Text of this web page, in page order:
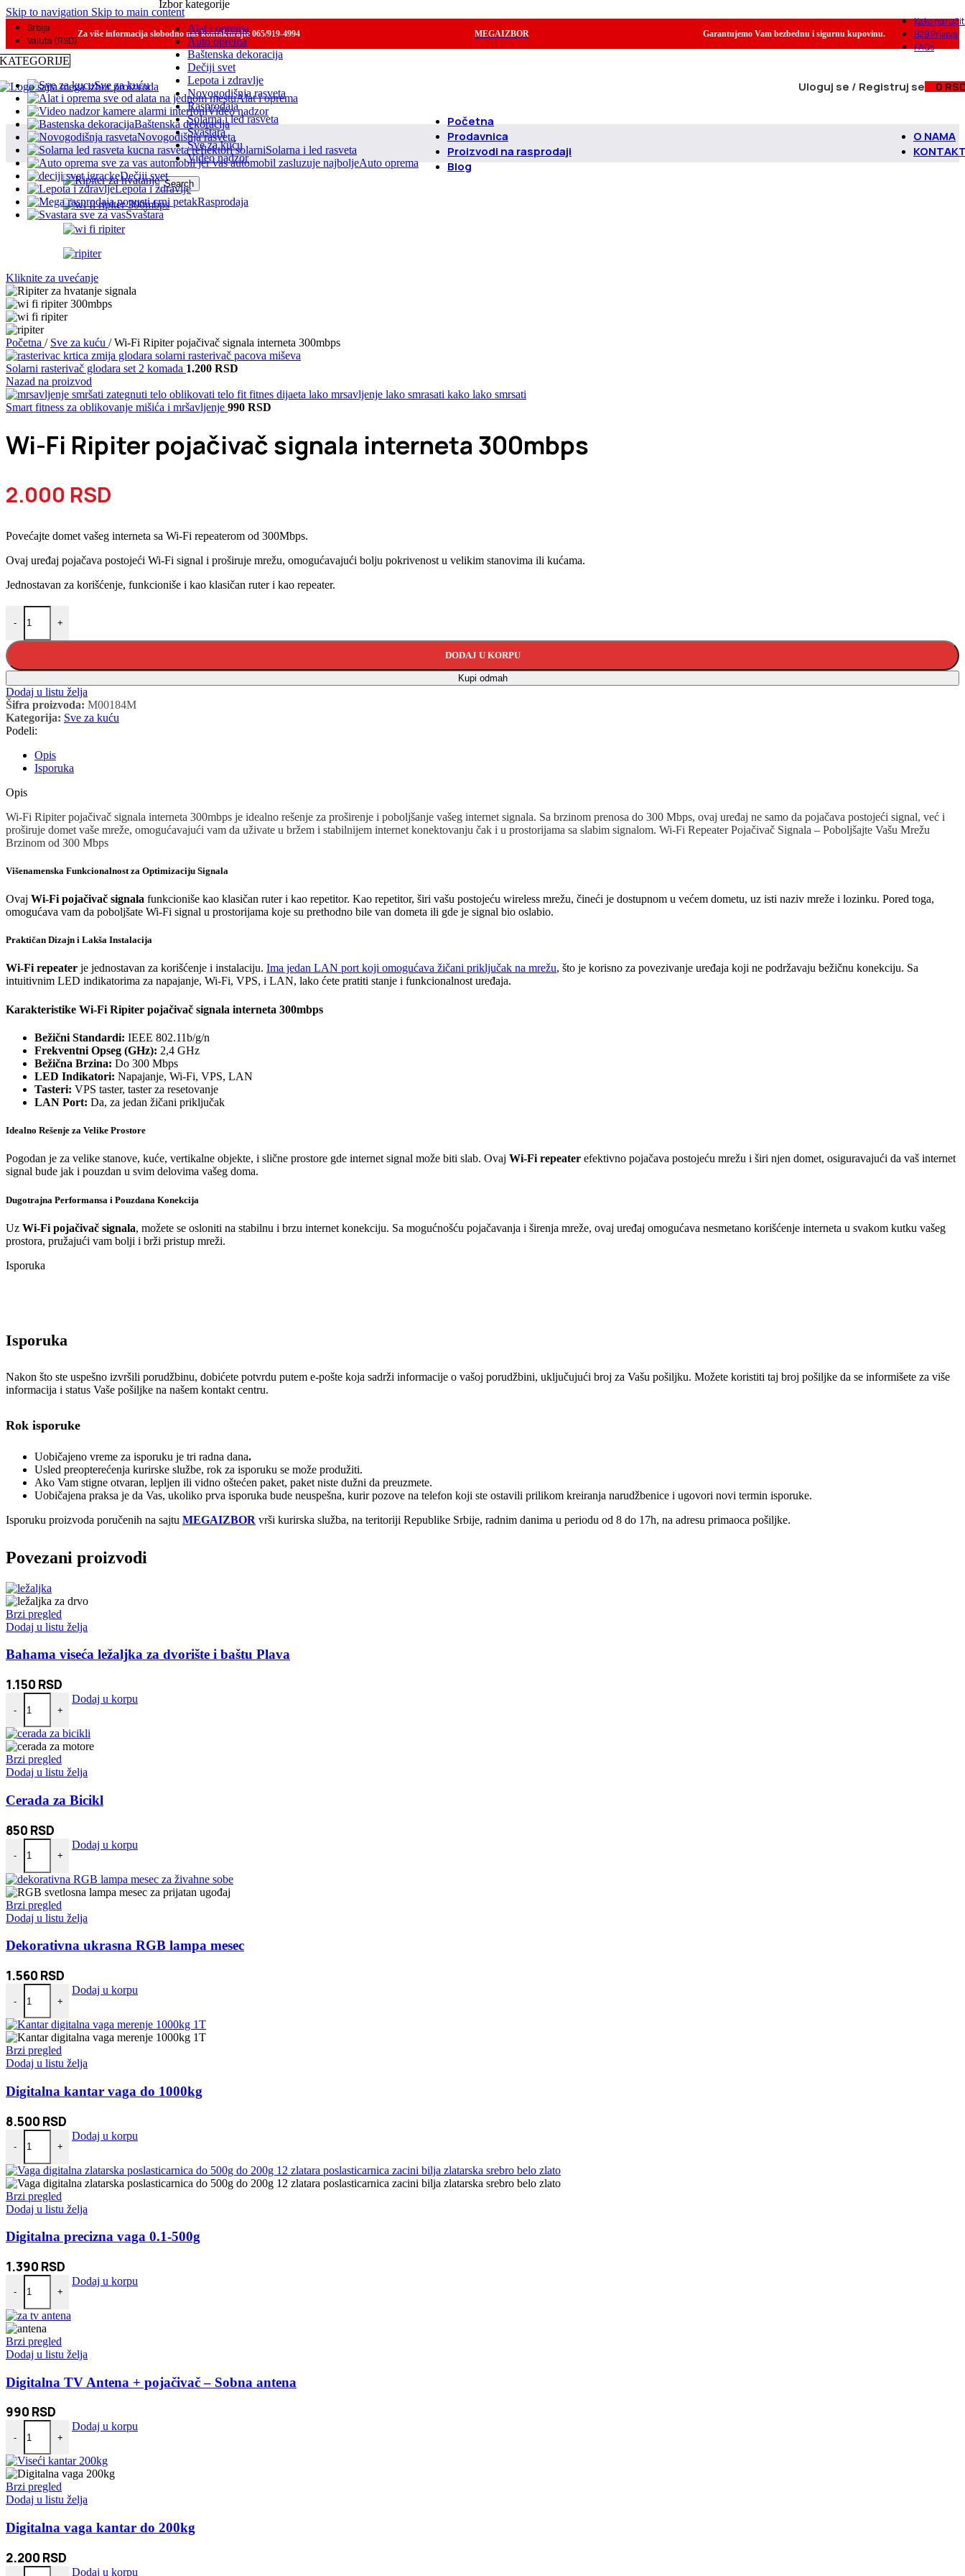
Skip to navigation Skip to main content
Srbija
Valuta (RSD)
Za više informacija slobodno nas kontaktirajte 065/919-4994 MEGAIZBOR Garantujemo Vam bezbednu i sigurnu kupovinu.
Kako
B2B Prijava
FAQs
Izbor kategorije
Alat i oprema
Auto oprema
Baštenska dekoracija
Dečiji svet
Lepota i zdravlje
Novogodišnja rasveta
Rasprodaja
Solarna i led rasveta
Svaštara
Sve za kuću
Video nadzor
Search
Uloguj se / Registruj se 0
KATEGORIJE
Sve za kuću
Alat i oprema
Video nadzor
Baštenska dekoracija
Novogodišnja rasveta
Solarna i led rasveta
Auto oprema
Dečiji svet
Lepota i zdravlje
Rasprodaja
Svaštara
Početna
Prodavnica
Proizvodi na rasprodaji
Blog
O NAMA
Kliknite za uvećanje
Početna / Sve za kuću / Wi-Fi Ripiter pojačivač signala interneta 300mbps
Solarni rasterivač glodara set 2 komada 1.200 RSD
Nazad na proizvod
Smart fitness za oblikovanje mišića i mršavljenje 990 RSD
Wi-Fi Ripiter pojačivač signala interneta 300mbps
2.000 RSD
Povećajte domet vašeg interneta sa Wi-Fi repeaterom od 300Mbps.
Ovaj uređaj pojačava postojeći Wi-Fi signal i proširuje mrežu, omogućavajući bolju pokrivenost u velikim stanovima ili kućama.
Jednostavan za korišćenje, funkcioniše i kao klasičan ruter i kao repeater.
-
Wi-Fi Ripiter pojačivač signala interneta 300mbps količina
+
DODAJ U KORPU
Kupi odmah
Dodaj u listu želja
Šifra proizvoda: M00184M
Kategorija: Sve za kuću
Podeli:
Opis
Isporuka
Opis
Wi-Fi Ripiter pojačivač signala interneta 300mbps je idealno rešenje za proširenje i poboljšanje vašeg internet signala. Sa brzinom prenosa do 300 Mbps, ovaj uređaj ne samo da pojačava postojeći signal, već i
proširuje domet vaše mreže, omogućavajući vam da uživate u bržem i stabilnijem internet konektovanju čak i u prostorijama sa slabim signalom. Wi-Fi Repeater Pojačivač Signala – Poboljšajte Vašu Mrežu
Brzinom od 300 Mbps
Višenamenska Funkcionalnost za Optimizaciju Signala
Ovaj Wi-Fi pojačivač signala funkcioniše kao klasičan ruter i kao repetitor. Kao repetitor, širi vašu postojeću wireless mrežu, čineći je dostupnom u većem dometu, uz isti naziv mreže i lozinku. Pored toga,
omogućava vam da poboljšate Wi-Fi signal u prostorijama koje su prethodno bile van dometa ili gde je signal bio oslabio.
Praktičan Dizajn i Lakša Instalacija
Wi-Fi repeater je jednostavan za korišćenje i instalaciju. Ima jedan LAN port koji omogućava žičani priključak na mrežu, što je korisno za povezivanje uređaja koji ne podržavaju bežičnu konekciju. Sa
intuitivnim LED indikatorima za napajanje, Wi-Fi, VPS, i LAN, lako ćete pratiti stanje i funkcionalnost uređaja.
Karakteristike Wi-Fi Ripiter pojačivač signala interneta 300mbps
Bežični Standardi: IEEE 802.11b/g/n
Frekventni Opseg (GHz): 2,4 GHz
Bežična Brzina: Do 300 Mbps
LED Indikatori: Napajanje, Wi-Fi, VPS, LAN
Tasteri: VPS taster, taster za resetovanje
LAN Port: Da, za jedan žičani priključak
Idealno Rešenje za Velike Prostore
Pogodan je za velike stanove, kuće, vertikalne objekte, i slične prostore gde internet signal može biti slab. Ovaj Wi-Fi repeater efektivno pojačava postojeću mrežu i širi njen domet, osiguravajući da vaš internet
signal bude jak i pouzdan u svim delovima vašeg doma.
Dugotrajna Performansa i Pouzdana Konekcija
Uz Wi-Fi pojačivač signala, možete se osloniti na stabilnu i brzu internet konekciju. Sa mogućnošću pojačavanja i širenja mreže, ovaj uređaj omogućava nesmetano korišćenje interneta u svakom kutku vašeg
prostora, pružajući vam bolji i brži pristup mreži.
Isporuka
Isporuka
Nakon što ste uspešno izvršili porudžbinu, dobićete potvrdu putem e-pošte koja sadrži informacije o vašoj porudžbini, uključujući broj za Vašu pošiljku. Možete koristiti taj broj pošiljke da se informišete za više
informacija i status Vaše pošiljke na našem kontakt centru.
Rok isporuke
Uobičajeno vreme za isporuku je tri radna dana.
Usled preopterećenja kurirske službe, rok za isporuku se može produžiti.
Ako Vam stigne otvaran, lepljen ili vidno oštećen paket, paket niste dužni da preuzmete.
Uobičajena praksa je da Vas, ukoliko prva isporuka bude neuspešna, kurir pozove na telefon koji ste ostavili prilikom kreiranja narudžbenice i ugovori novi termin isporuke.
Isporuku proizvoda poručenih na sajtu MEGAIZBOR vrši kurirska služba, na teritoriji Republike Srbije, radnim danima u periodu od 8 do 17h, na adresu primaoca pošiljke.
Povezani proizvodi
Brzi pregled
Dodaj u listu želja
Bahama viseća ležaljka za dvorište i baštu Plava
1.150 RSD
-
Bahama viseća ležaljka za dvorište i baštu Plava količina
+
Dodaj u korpu
Brzi pregled
Dodaj u listu želja
Cerada za Bicikl
850 RSD
-
Cerada za Bicikl količina
+
Dodaj u korpu
Brzi pregled
Dodaj u listu želja
Dekorativna ukrasna RGB lampa mesec
1.560 RSD
-
Dekorativna ukrasna RGB lampa mesec količina
+
Dodaj u korpu
Brzi pregled
Dodaj u listu želja
Digitalna kantar vaga do 1000kg
8.500 RSD
-
Digitalna kantar vaga do 1000kg količina
+
Dodaj u korpu
Brzi pregled
Dodaj u listu želja
Digitalna precizna vaga 0.1-500g
1.390 RSD
-
Digitalna precizna vaga 0.1-500g količina
+
Dodaj u korpu
Brzi pregled
Dodaj u listu želja
Digitalna TV Antena + pojačivač – Sobna antena
990 RSD
-
Digitalna TV Antena + pojačivač - Sobna antena količina
+
Dodaj u korpu
Brzi pregled
Dodaj u listu želja
Digitalna vaga kantar do 200kg
2.200 RSD
Digitalna vaga kantar do 200kg količina
Dodaj u korpu